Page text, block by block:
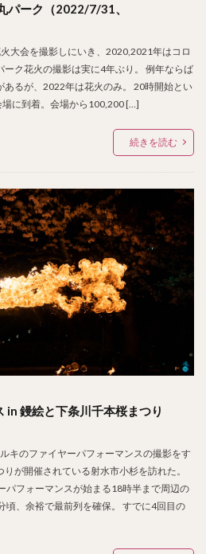
パーク（2022/7/31、
大会を撮影しにいき、2020,2021年はコロ
ク花火の撮影は実に4年ぶり。 例年ならば
るが、2022年は花火のみ。 20時開始とい
に到着。会場から100,200 […]
続きを読む
in 鏝絵と下条川千本桜まつり
キのファイヤーパフォーマンスの撮影をす
が開催されている射水市小杉を訪れた。
パフォーマンスが始まる18時半まで周辺の
頃、余裕で最前列を確保。 すでに4回目の